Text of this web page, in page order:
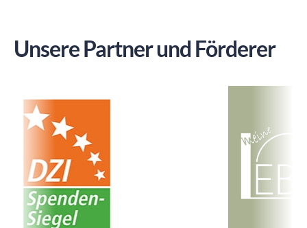
Unsere Partner und Förderer